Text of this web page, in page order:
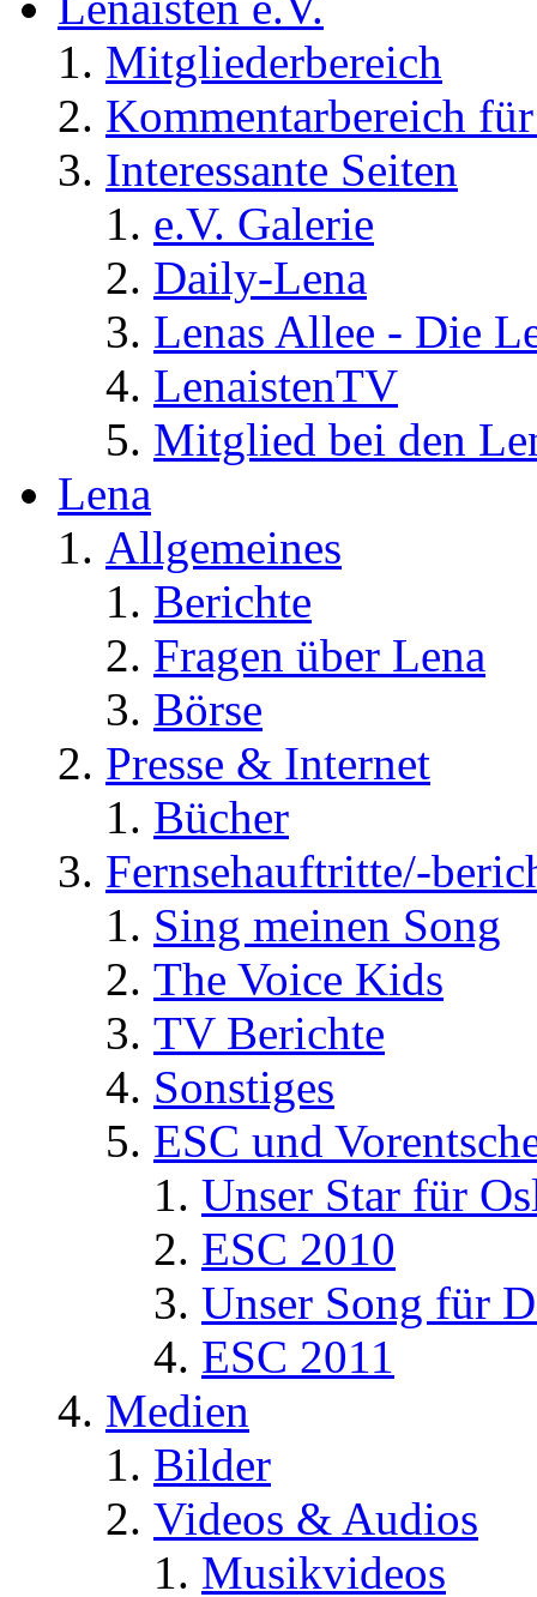
Mitgliederbereich
Kommentarbereich
Interessante Seiten
e.V. Galerie
Daily-Lena
Lenas Allee - Die
LenaistenTV
Mitglied bei den
Lena
Allgemeines
Berichte
Fragen über Lena
Börse
Presse & Internet
Bücher
Fernsehauftritte/-
Sing meinen Song
The Voice Kids
TV Berichte
Sonstiges
ESC und
Unser Star für
ESC 2010
Unser Song für
ESC 2011
Medien
Bilder
Videos & Audios
Musikvideos